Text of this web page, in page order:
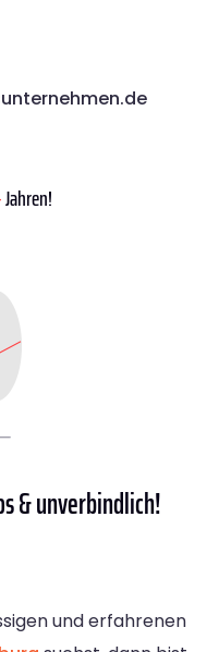
Jahren!
& unverbindlich!
und erfahrenen